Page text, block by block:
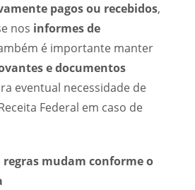
pagos ou recebidos,
nos informes de
é importante manter
e documentos
eventual necessidade de
Federal em caso de
regras mudam conforme o